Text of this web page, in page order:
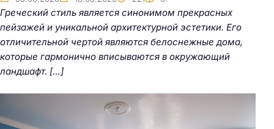
Греческий стиль является синонимом прекрасных
пейзажей и уникальной архитектурной эстетики. Его
отличительной чертой являются белоснежные дома,
которые гармонично вписываются в окружающий
ландшафт. […]